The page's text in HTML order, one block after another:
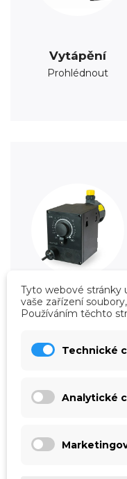
Vytápění
Prohlédnout
Úprava vody
Tyto webové stránky
vaše zařízení
Používáním těchto
Technické
Analytické